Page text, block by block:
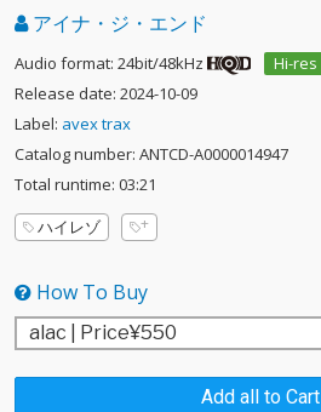
アイナ・ジ・エンド
Audio format: 24bit/48kHz
Hi-res
Release date: 2024-10-09
Label: avex trax
Catalog number: ANTCD-A0000014947
Total runtime: 03:21
ハイレゾ
How To Buy
Add all to Cart